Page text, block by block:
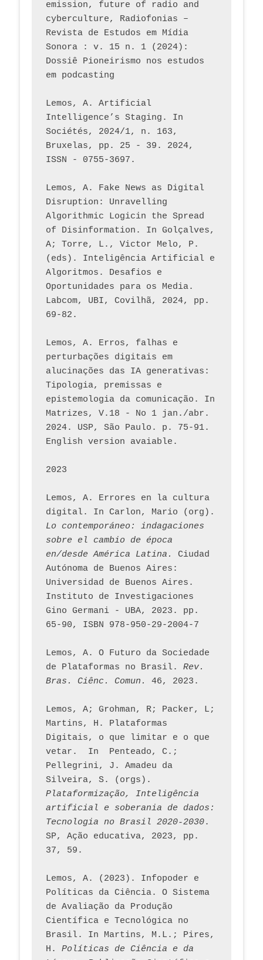
emission, future of radio and
cyberculture, Radiofonias –
Revista de Estudos em Mídia
Sonora : v. 15 n. 1 (2024):
Dossiê Pioneirismo nos estudos
em podcasting
Lemos, A. Artificial
Intelligence’s Staging. In
Sociétés, 2024/1, n. 163,
Bruxelas, pp. 25 - 39. 2024,
ISSN - 0755-3697.
Lemos, A. Fake News as Digital
Disruption: Unravelling
Algorithmic Logicin the Spread
of Disinformation. In Golçalves,
A; Torre, L., Victor Melo, P.
(eds). Inteligência Artificial e
Algoritmos. Desafios e
Oportunidades para os Media.
Labcom, UBI, Covilhã, 2024, pp.
69-82.
Lemos, A. Erros, falhas e
perturbações digitais em
alucinações das IA generativas:
Tipologia, premissas e
epistemologia da comunicação. In
Matrizes, V.18 - No 1 jan./abr.
2024. USP, São Paulo. p. 75-91.
English version avaiable.
2023
Lemos, A. Errores en la cultura
Lo contemporáneo: indagaciones
sobre el cambio de época
en/desde América Latina.
Ciudad
Autónoma de Buenos Aires:
Universidad de Buenos Aires.
Instituto de Investigaciones
Gino Germani - UBA, 2023. pp.
65-90, ISBN 978-950-29-2004-7
Lemos, A. O Futuro da Sociedade
de Plataformas no Brasil. Rev.
Bras. Ciênc. Comun.
Lemos, A; Grohman, R; Packer, L;
Martins, H. Plataformas
Digitais, o que limitar e o que
vetar.  In  Penteado, C.;
Pellegrini, J. Amadeu da
Plataformização, Inteligência
artificial e soberania de dados:
Tecnologia no Brasil 2020-2030.
SP, Ação educativa, 2023, pp.
37, 59.
Lemos, A. (2023). Infopoder e
Políticas da Ciência. O Sistema
de Avaliação da Produção
Científica e Tecnológica no
Brasil. In Martins, M.L.; Pires,
H. Políticas de Ciência e da